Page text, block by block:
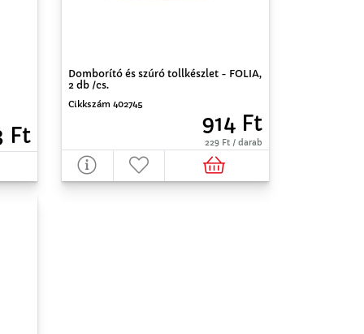
Ft
Domborító és szúró tollkészlet - FOLIA,
2 db /cs.
Cikkszám 402745
914 Ft
229 Ft / darab